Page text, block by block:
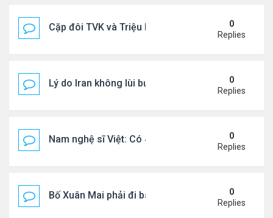
Cặp đôi TVK và Triệu Mẫn được yêu thích nhất
0
Replies
Lý do Iran không lùi bước trước lời đe dọa của
0
Replies
Nam nghệ sĩ Việt: Có 4 nhà ở Pháp, sống gần
0
Replies
Bố Xuân Mai phải đi bán cơm ở Mỹ
0
Replies